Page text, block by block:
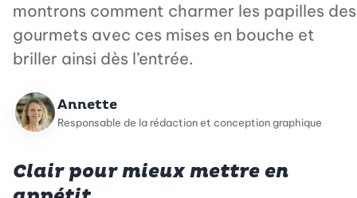
montrons comment charmer les papilles des
gourmets avec ces mises en bouche et
briller ainsi dès l’entrée.
Annette
Responsable de la rédaction et conception graphique
Clair pour mieux mettre en